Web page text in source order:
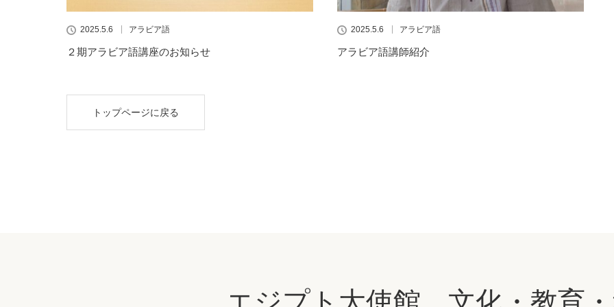
2025.5.6 アラビア語
２期アラビア語講座のお知らせ
2025.5.6 アラビア語
アラビア語講師紹介
トップページに戻る